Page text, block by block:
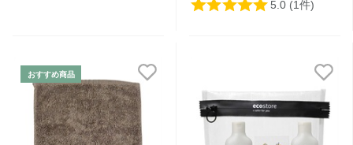
おすすめ商品